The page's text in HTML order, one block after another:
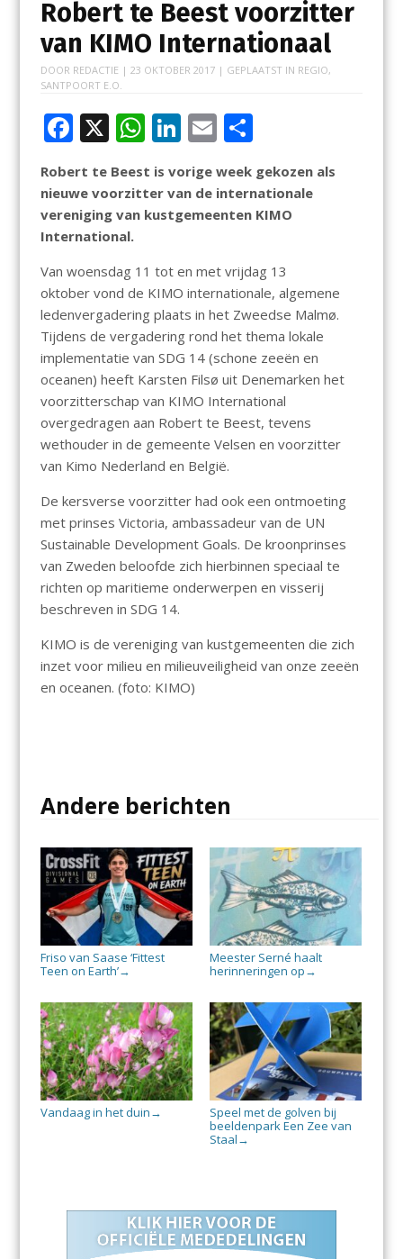
Robert te Beest voorzitter
van KIMO Internationaal
DOOR REDACTIE | 23 OKTOBER 2017| GEPLAATST IN REGIO,
SANTPOORT E.O.
F
e
b
o
o
k
X W
h
at
s
p
p
Li
n
k
e
n
E
ai
l
D
el
e
n
Robert te Beest is vorige week gekozen als
nieuwe voorzitter van de internationale
vereniging van kustgemeenten KIMO
International.
Van woensdag 11 tot en met vrijdag 13
oktober vond de KIMO internationale, algemene
ledenvergadering plaats in het Zweedse Malmø.
Tijdens de vergadering rond het thema lokale
implementatie van SDG 14 (schone zeeën en
oceanen) heeft Karsten Filsø uit Denemarken het
voorzitterschap van KIMO International
overgedragen aan Robert te Beest, tevens
wethouder in de gemeente Velsen en voorzitter
van Kimo Nederland en België.
De kersverse voorzitter had ook een ontmoeting
met prinses Victoria, ambassadeur van de UN
Sustainable Development Goals. De kroonprinses
van Zweden beloofde zich hierbinnen speciaal te
richten op maritieme onderwerpen en visserij
beschreven in SDG 14.
KIMO is de vereniging van kustgemeenten die zich
inzet voor milieu en milieuveiligheid van onze zeeën
en oceanen. (foto: KIMO)
Andere berichten
Friso van Saase ‘Fittest
Teen on Earth’→
Meester Serné haalt
herinneringen op →
Vandaag in het duin →
Speel met de golven bij
beeldenpark Een Zee van
Staal →